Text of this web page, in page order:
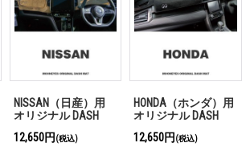
NISSAN（日産）用
オリジナル DASH
ト)
12,650円(税込)
HONDA（ホンダ）用
オリジナル DASH
ト)
12,650円(税込)